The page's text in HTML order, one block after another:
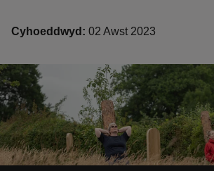
Cyhoeddwyd: 02 Awst 2023